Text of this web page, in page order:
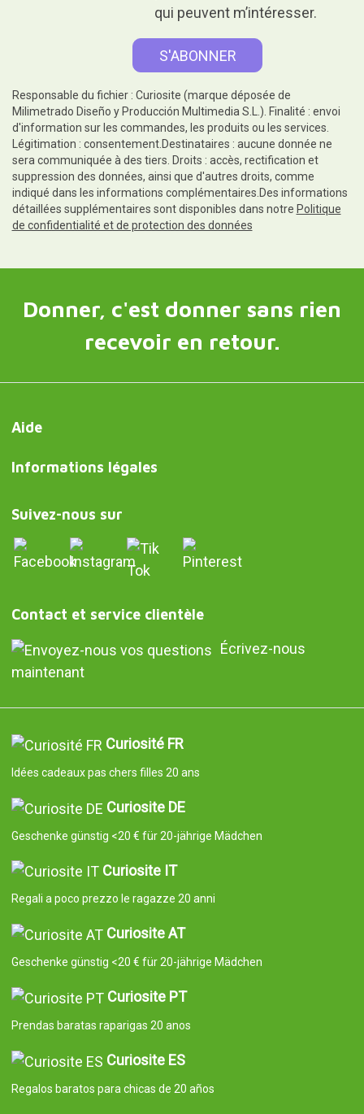
qui peuvent m’intéresser.
Responsable du fichier : Curiosite (marque déposée de
Milimetrado Diseño y Producción Multimedia S.L.). Finalité : envoi
d'information sur les commandes, les produits ou les services.
Légitimation : consentement.Destinataires : aucune donnée ne
sera communiquée à des tiers. Droits : accès, rectification et
suppression des données, ainsi que d'autres droits, comme
indiqué dans les informations complémentaires.Des informations
détaillées supplémentaires sont disponibles dans notre Politique
de confidentialité et de protection des données
Donner, c'est donner sans rien
recevoir en retour.
Aide
Informations légales
Suivez-nous sur
Contact et service clientèle
Écrivez-nous
maintenant
Curiosité FR
Idées cadeaux pas chers filles 20 ans
Curiosite DE
Geschenke günstig <20 € für 20-jährige Mädchen
Curiosite IT
Regali a poco prezzo le ragazze 20 anni
Curiosite AT
Geschenke günstig <20 € für 20-jährige Mädchen
Curiosite PT
Prendas baratas raparigas 20 anos
Curiosite ES
Regalos baratos para chicas de 20 años